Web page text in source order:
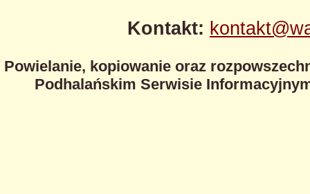
Kontakt:
Powielanie, kopiowanie oraz
Podhalańskim Serwisie